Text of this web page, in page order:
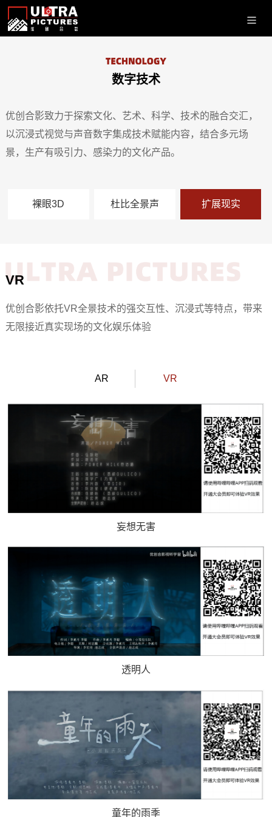
数字技术
优创合影致力于探索文化、艺术、科学、技术的融合交汇，
以沉浸式视觉与声音数字集成技术赋能内容，结合多元场
景，生产有吸引力、感染力的文化产品。
裸眼3D 杜比全景声 扩展现实
VR
优创合影依托VR全景技术的强交互性、沉浸式等特点，带来
无限接近真实现场的文化娱乐体验
AR VR
妄想无害
透明人
童年的雨季